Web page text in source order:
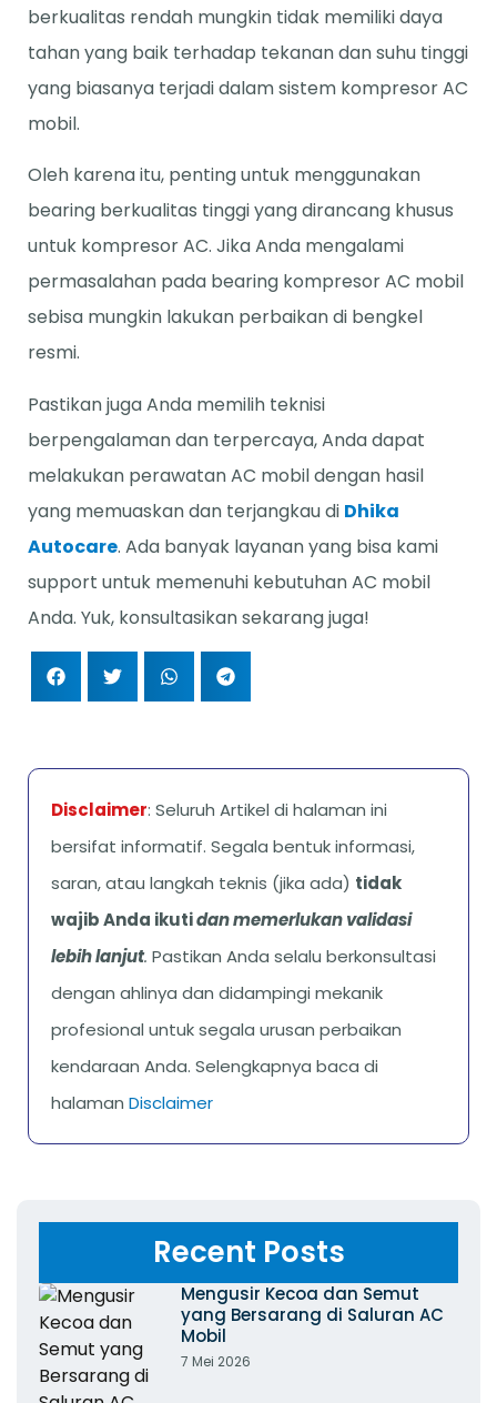
berkualitas rendah mungkin tidak memiliki daya
tahan yang baik terhadap tekanan dan suhu tinggi
yang biasanya terjadi dalam sistem kompresor AC
mobil.
Oleh karena itu, penting untuk menggunakan
bearing berkualitas tinggi yang dirancang khusus
untuk kompresor AC. Jika Anda mengalami
permasalahan pada bearing kompresor AC mobil
sebisa mungkin lakukan perbaikan di bengkel
resmi.
Pastikan juga Anda memilih teknisi
berpengalaman dan terpercaya, Anda dapat
melakukan perawatan AC mobil dengan hasil
yang memuaskan dan terjangkau di Dhika
Autocare. Ada banyak layanan yang bisa kami
support untuk memenuhi kebutuhan AC mobil
Anda. Yuk, konsultasikan sekarang juga!
Disclaimer: Seluruh Artikel di halaman ini
bersifat informatif. Segala bentuk informasi,
saran, atau langkah teknis (jika ada) tidak
wajib Anda ikutidan memerlukan validasi
lebih lanjut. Pastikan Anda selalu berkonsultasi
dengan ahlinya dan didampingi mekanik
profesional untuk segala urusan perbaikan
kendaraan Anda. Selengkapnya baca di
halaman Disclaimer
Recent Posts
Mengusir Kecoa dan Semut
yang Bersarang di Saluran AC
Mobil
7 Mei 2026